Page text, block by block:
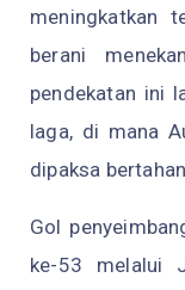
meningkatkan
berani
pendekatan ini
laga, di mana
dipaksa
Gol
ke-53 melalui